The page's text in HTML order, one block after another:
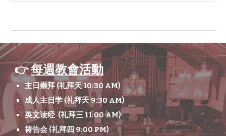
👉每週教會活動
主日崇拜 (礼拜天 10:30 AM)
成人主日学 (礼拜天 9:30 AM)
英文读经 (礼拜三11:00AM)
祷告会 (礼拜四 9:00 PM)